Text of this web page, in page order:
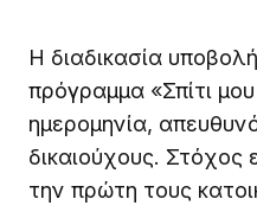
Η διαδικασία
πρόγραμμα «Σπίτι μου
ημερομηνία,
δικαιούχους. Στόχος
την πρώτη τους